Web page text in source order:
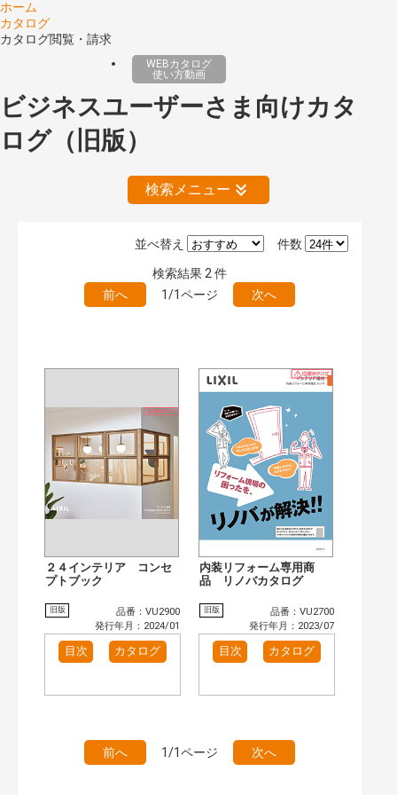
ホーム
カタログ
カタログ閲覧・請求
WEBカタログ
使い方動画
ビジネスユーザーさま向けカタ
ログ（旧版）
検索メニュー
絞り込みの解除
キーワード検索（あいまい）
おすすめハッシュタグ
まずはここから（1）
施工イメージ・アイデア集（1）
リフォームおすすめ（2）
カテゴリー
玄関ドア・引戸（5）
インテリア建材（2）
キッチン（4）
浴室（6）
洗面化粧室（1）
発行年で検索
終了年:
件数
並べ替え
検索結果 2 件
前へ
1/1ページ 次へ
２４インテリア コンセ
プトブック
旧版
品番：VU2900
発行年月：2024/01
目次 カタログ
内装リフォーム専用商
品 リノバカタログ
旧版
品番：VU2700
発行年月：2023/07
目次 カタログ
前へ 1/1ページ 次へ